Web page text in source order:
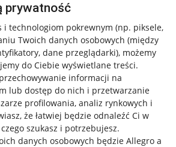
prywatność
i technologiom pokrewnym (np. piksele,
Twoich danych osobowych (między
dane przeglądarki), możemy
do Ciebie wyświetlane treści.
informacji na
lub dostęp do nich i przetwarzanie
profilowania, analiz rynkowych i
że łatwiej będzie odnaleźć Ci w
szukasz i potrzebujesz.
danych osobowych będzie Allegro a